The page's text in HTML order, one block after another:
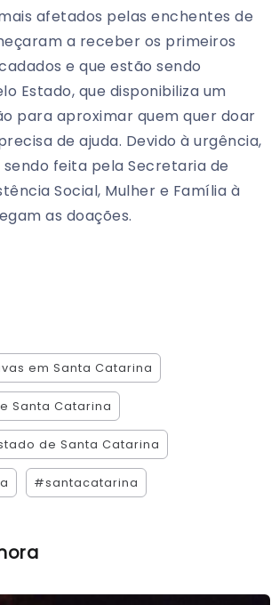
afetados pelas enchentes de
a receber os primeiros
e que estão sendo
Estado, que disponibiliza um
para aproximar quem quer doar
de ajuda. Devido à urgência,
feita pela Secretaria de
Social, Mulher e Família à
as doações.
em Santa Catarina
Santa Catarina
de Santa Catarina
#santacatarina